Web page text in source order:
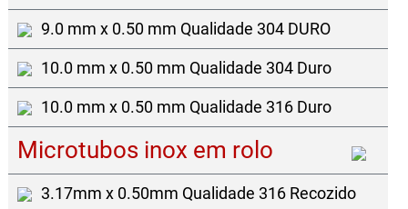
9.0 mm x 0.50 mm Qualidade 304 DURO
10.0 mm x 0.50 mm Qualidade 304 Duro
10.0 mm x 0.50 mm Qualidade 316 Duro
Microtubos inox em rolo
3.17mm x 0.50mm Qualidade 316 Recozido